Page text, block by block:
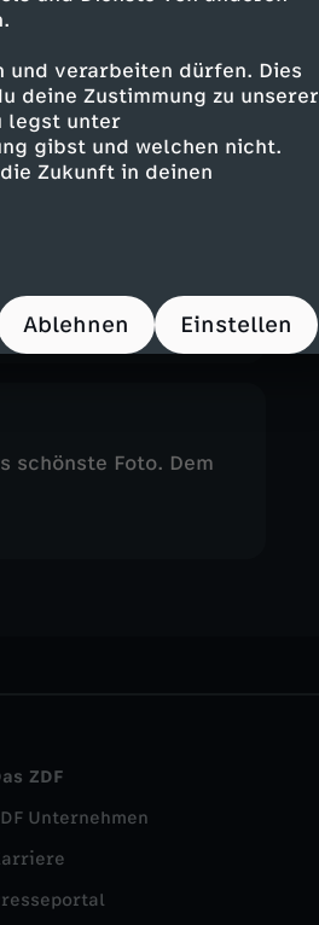
und verarbeiten dürfen. Dies
Zustimmung zu unserer
legst unter
gibst und welchen nicht.
Zukunft in deinen
Ablehnen Einstellen
Sie auf
moma café einen
schönste Foto. Dem
ZDF
Unternehmen